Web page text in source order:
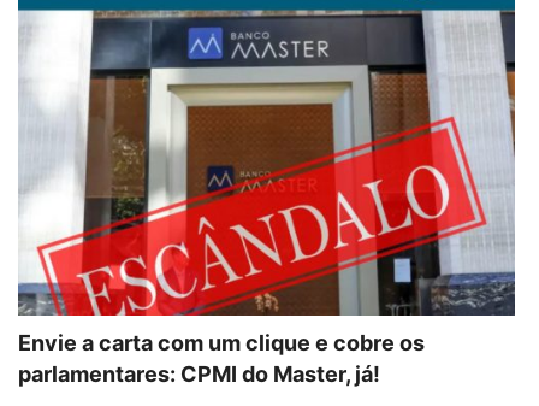
Envie a carta com um clique e cobre os
parlamentares: CPMI do Master, já!